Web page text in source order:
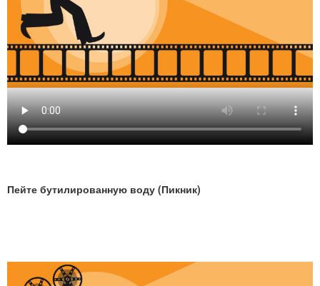
Пейте бутилированную воду (Пикник)